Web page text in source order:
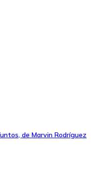
de Marvin Rodríguez